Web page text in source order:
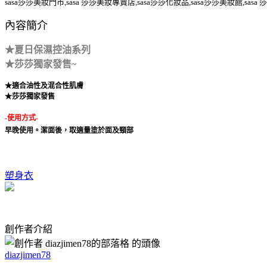
sasa莎莎美妝門市,sasa 莎莎美妝專賣店,sasa莎莎化妝品,sasa莎莎美妝館
內容簡介
★夏日保濕控油系列
★莎莎獨家發售~
★適合油性及混合性肌膚
★莎莎獨家發售
-使用方式-
早晚使用。潔面後，取適量塗於面及頸部
塑身衣
創作者介紹
diazjimen78